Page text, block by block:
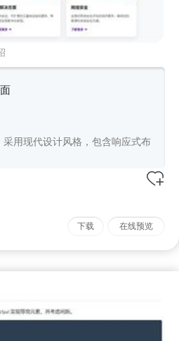
用现代设计风格，包含响应式布
下载 在线预览